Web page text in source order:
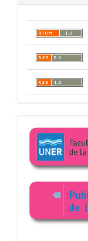
Enlaces
facultad